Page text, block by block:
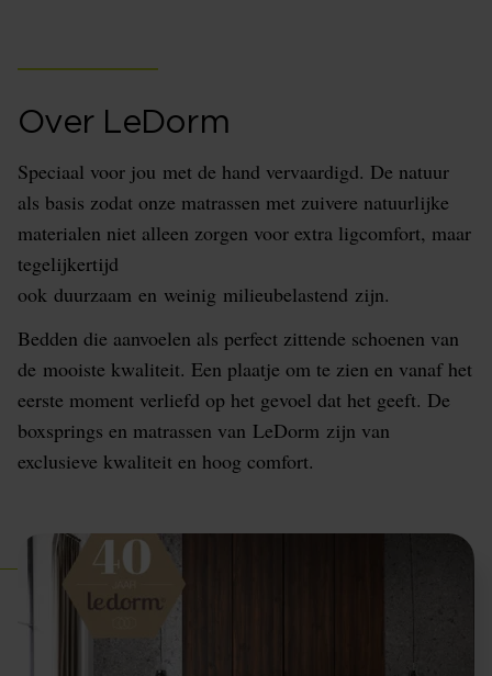
Over LeDorm
Speciaal voor jou met de hand vervaardigd. De natuur
als basis zodat onze matrassen met zuivere natuurlijke
materialen niet alleen zorgen voor extra ligcomfort, maar
tegelijkertijd
ook duurzaam en weinig milieubelastend zijn.
Bedden die aanvoelen als perfect zittende schoenen van
de mooiste kwaliteit. Een plaatje om te zien en vanaf het
eerste moment verliefd op het gevoel dat het geeft. De
boxsprings en matrassen van LeDorm zijn van
exclusieve kwaliteit en hoog comfort.